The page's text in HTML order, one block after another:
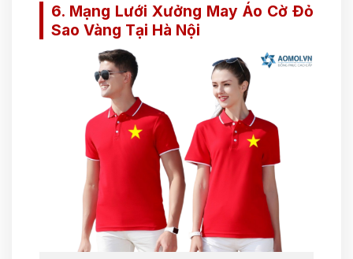
6. Mạng Lưới Xưởng May Áo Cờ Đỏ
Sao Vàng Tại Hà Nội